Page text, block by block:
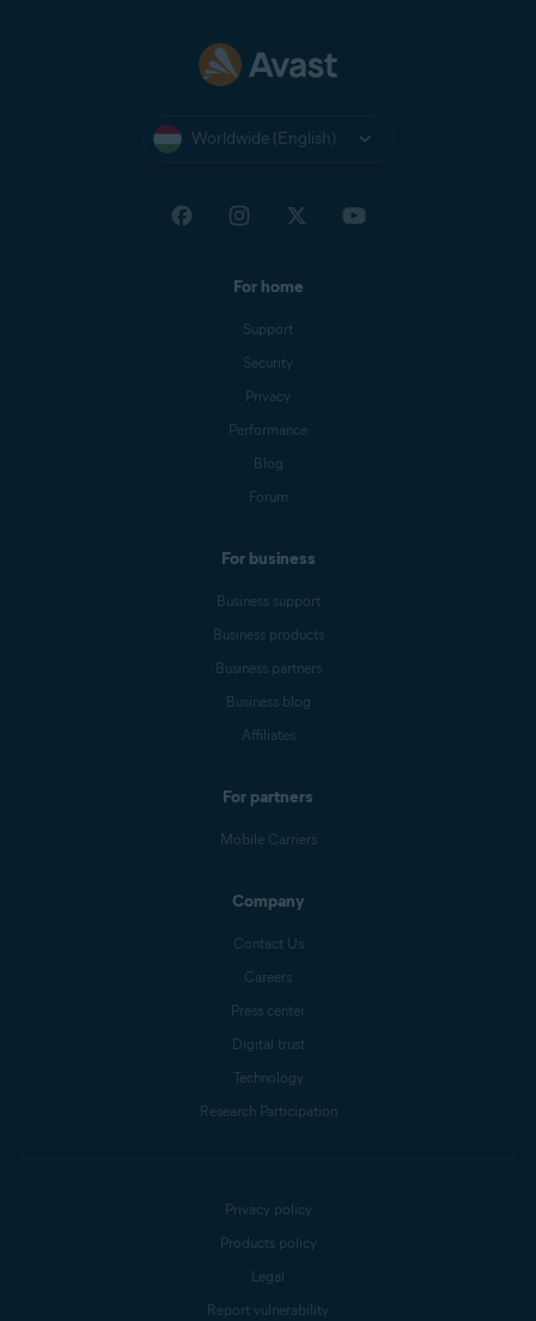
Worldwide (English)
For home
Support
Security
Privacy
Performance
Blog
Forum
For business
Business support
Business products
Business partners
Business blog
Affiliates
For partners
Mobile Carriers
Company
Contact Us
Careers
Press center
Digital trust
Technology
Research Participation
Privacy policy
Products policy
Legal
Report vulnerability